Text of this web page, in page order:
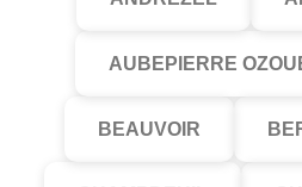
AUBEPIERRE
BEAUVOIR